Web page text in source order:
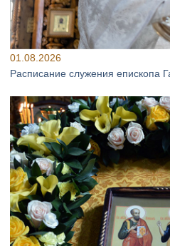
01.08.2026
Расписание служения епископа